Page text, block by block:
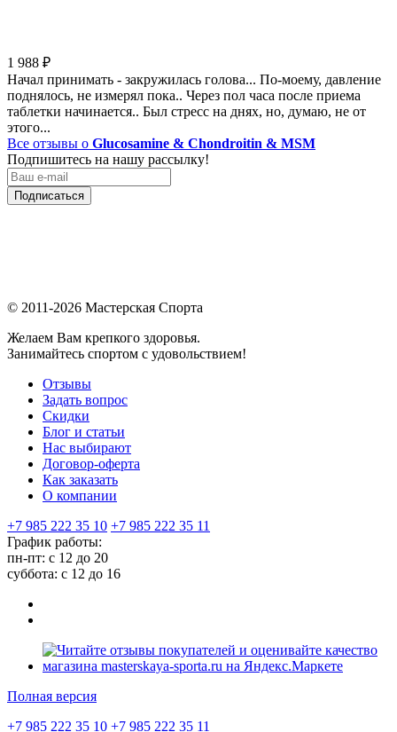
1 988 ₽
Начал принимать - закружилась голова... По-моему, давление
поднялось, не измерял пока.. Через пол часа после приема
таблетки начинается.. Был стресс на днях, но, думаю, не от
этого...
Все отзывы о Glucosamine & Chondroitin & MSM
Подпишитесь на нашу рассылку!
Подписаться
© 2011-2026 Мастерская Спорта
Желаем Вам крепкого здоровья.
Занимайтесь спортом с удовольствием!
Отзывы
Задать вопрос
Скидки
Блог и статьи
Нас выбирают
Договор-оферта
Как заказать
О компании
+7 985 222 35 10 +7 985 222 35 11
График работы:
пн-пт: с 12 до 20
суббота: c 12 до 16
Полная версия
+7 985 222 35 10 +7 985 222 35 11